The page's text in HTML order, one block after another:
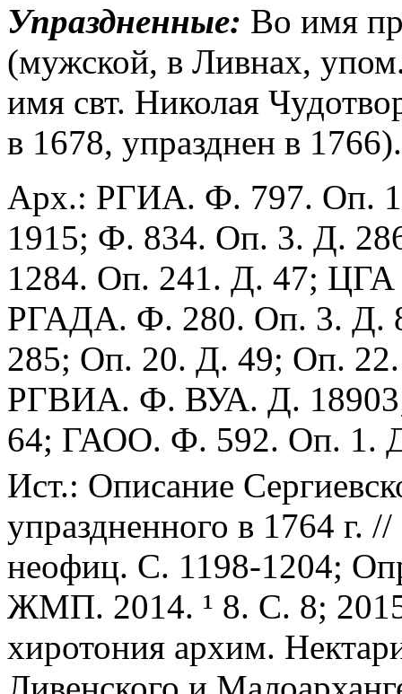
Упраздненные: Во имя
(мужской, в Ливнах,
имя свт. Николая
в 1678, упразднен в 1766).
Арх.: РГИА. Ф. 797. Оп.
1915; Ф. 834. Оп. 3. Д.
1284. Оп. 241. Д. 47;
РГАДА. Ф. 280. Оп. 3. Д.
285; Оп. 20. Д. 49; Оп.
РГВИА. Ф. ВУА. Д.
64; ГАОО. Ф. 592. Оп. 1.
Ист.: Описание
упраздненного в 1764 г.
неофиц. С. 1198-1204;
ЖМП. 2014. ¹ 8. С. 8;
хиротония архим.